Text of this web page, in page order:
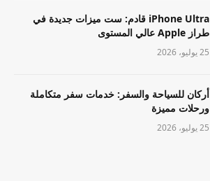
iPhone Ultra قادم: ست ميزات جديدة في
طراز Apple عالي المستوى
25 يوليو، 2026
أركان للسياحة والسفر: خدمات سفر متكاملة
ورحلات مميزة
25 يوليو، 2026